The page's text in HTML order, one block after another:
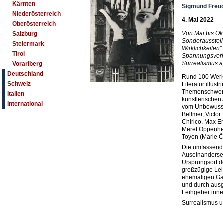
Kärnten
Niederösterreich
Oberösterreich
Salzburg
Steiermark
Tirol
Vorarlberg
Deutschland
Schweiz
Italien
International
Sigmund
4. Mai 2022
Von Mai bis
Surrealismus
Rund 100
Literatur
künstlerischen
vom
Bellmer,
Chirico, Max
Meret
Toyen (Marie
Die
Ursprungsort
großzügige
ehemaligen
und durch
Surrealismus